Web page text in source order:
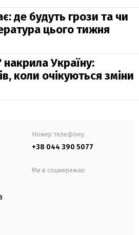
де будуть грози та чи
цього тижня
Україну:
коли очікуються зміни
Номер телефону:
+38 044 390 5077
Ми в соцмережах: